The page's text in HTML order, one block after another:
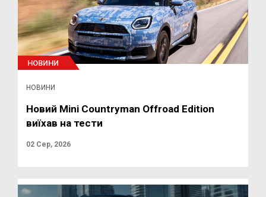
НОВИНИ
НОВИНИ
Новий Mini Countryman Offroad Edition
виїхав на тести
02 Сер, 2026